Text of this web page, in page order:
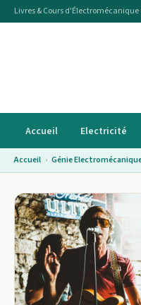
Livres & Cours d'Électromécanique
Accueil Electricité
Accueil › Génie